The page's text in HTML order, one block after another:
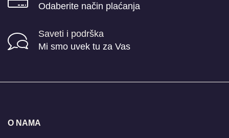
Odaberite način plaćanja
Saveti i podrška
Mi smo uvek tu za Vas
O NAMA